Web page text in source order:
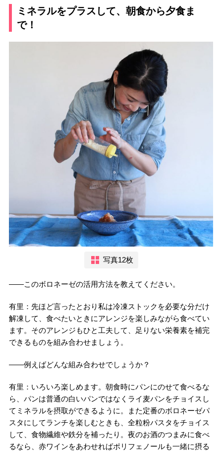
ミネラルをプラスして、朝食から夕食ま
で！
写真12枚
――このボロネーゼの活用方法を教えてください。
有里：先ほど言ったとおり私は冷凍ストックを必要な分だけ
解凍して、食べたいときにアレンジを楽しみながら食べてい
ます。そのアレンジもひと工夫して、足りない栄養素を補完
できるものを組み合わせましょう。
――例えばどんな組み合わせでしょうか？
有里：いろいろ楽しめます。朝食時にパンにのせて食べるな
ら、パンは普通の白いパンではなくライ麦パンをチョイスし
てミネラルを摂取ができるように。また定番のボロネーゼパ
スタにしてランチを楽しむときも、全粒粉パスタをチョイス
して、食物繊維や鉄分を補ったり。夜のお酒のつまみに食べ
るなら、赤ワインをあわせればポリフェノールも一緒に摂る